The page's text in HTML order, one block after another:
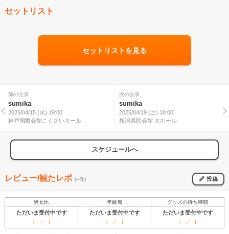
セットリスト
セットリストを見る
前の公演
sumika
2025/04/15 (火) 19:00
神戸国際会館こくさいホール
次の公演
sumika
2025/04/19 (土) 18:00
新潟県民会館 大ホール
スケジュールへ
レビュー/観たレポ (--件) 投稿
男女比 年齢層 グッズの待ち時間
ただいま受付中です ただいま受付中です ただいま受付中です
[---／---] [---／---] [---／---]